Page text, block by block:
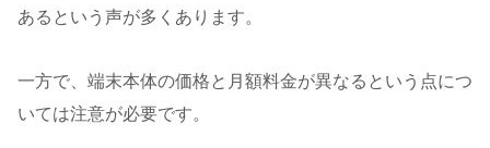
あるという声が多くあります。
一方で、端末本体の価格と月額料金が異なるという点につ
いては注意が必要です。